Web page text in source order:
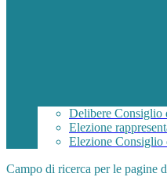
Delibere Consiglio
Elezione
Elezione Consiglio
Campo di ricerca per le pagine